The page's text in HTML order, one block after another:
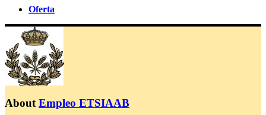
Oferta
About Empleo ETSIAAB